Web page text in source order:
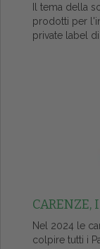
Il tema della
prodotti per
private label di
CARENZE,
Nel 2024 le
colpire tutti i